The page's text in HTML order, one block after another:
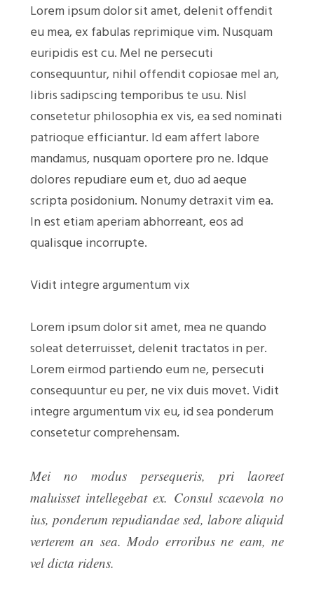
Lorem ipsum dolor sit amet, delenit offendit
eu mea, ex fabulas reprimique vim. Nusquam
euripidis est cu. Mel ne persecuti
consequuntur, nihil offendit copiosae mel an,
libris sadipscing temporibus te usu. Nisl
consetetur philosophia ex vis, ea sed nominati
patrioque efficiantur. Id eam affert labore
mandamus, nusquam oportere pro ne. Idque
dolores repudiare eum et, duo ad aeque
scripta posidonium. Nonumy detraxit vim ea.
In est etiam aperiam abhorreant, eos ad
qualisque incorrupte.
Vidit integre argumentum vix
Lorem ipsum dolor sit amet, mea ne quando
soleat deterruisset, delenit tractatos in per.
Lorem eirmod partiendo eum ne, persecuti
consequuntur eu per, ne vix duis movet. Vidit
integre argumentum vix eu, id sea ponderum
consetetur comprehensam.
Mei no modus persequeris, pri laoreet
maluisset intellegebat ex. Consul scaevola no
ius, ponderum repudiandae sed, labore aliquid
verterem an sea. Modo erroribus ne eam, ne
vel dicta ridens.